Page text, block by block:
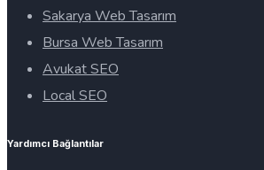
Sakarya Web Tasarım
Bursa Web Tasarım
Avukat SEO
Local SEO
Yardımcı Bağlantılar